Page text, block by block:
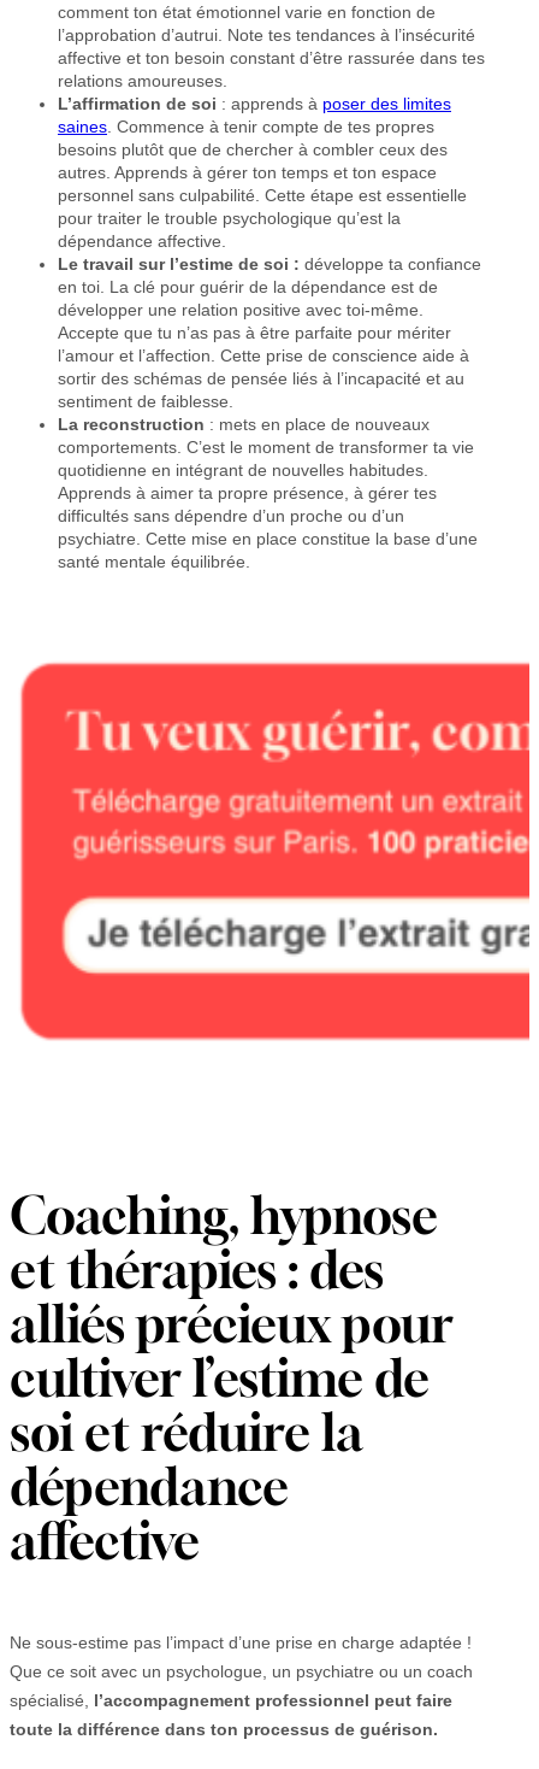
comment ton état émotionnel varie en fonction de
l’approbation d’autrui. Note tes tendances à l’insécurité
affective et ton besoin constant d’être rassurée dans tes
relations amoureuses.
L’affirmation de soi : apprends à poser des limites
saines . Commence à tenir compte de tes propres
besoins plutôt que de chercher à combler ceux des
autres. Apprends à gérer ton temps et ton espace
personnel sans culpabilité. Cette étape est essentielle
pour traiter le trouble psychologique qu’est la
dépendance affective.
Le travail sur l’estime de soi : développe ta confiance
en toi. La clé pour guérir de la dépendance est de
développer une relation positive avec toi-même.
Accepte que tu n’as pas à être parfaite pour mériter
l’amour et l’affection. Cette prise de conscience aide à
sortir des schémas de pensée liés à l’incapacité et au
sentiment de faiblesse.
La reconstruction : mets en place de nouveaux
comportements. C’est le moment de transformer ta vie
quotidienne en intégrant de nouvelles habitudes.
Apprends à aimer ta propre présence, à gérer tes
difficultés sans dépendre d’un proche ou d’un
psychiatre. Cette mise en place constitue la base d’une
santé mentale équilibrée.
Coaching, hypnose
et thérapies : des
alliés précieux pour
cultiver l’estime de
soi et réduire la
dépendance
affective
Ne sous-estime pas l’impact d’une prise en charge adaptée !
Que ce soit avec un psychologue, un psychiatre ou un coach
spécialisé, l’accompagnement professionnel peut faire
toute la différence dans ton processus de guérison.